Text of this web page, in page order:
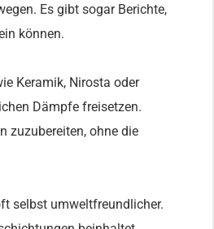
Es gibt sogar Berichte,
können.
Keramik, Nirosta oder
Dämpfe freisetzen.
zuzubereiten, ohne die
selbst umweltfreundlicher.